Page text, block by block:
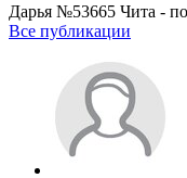
Дарья №53665 Чита -
Все публикации